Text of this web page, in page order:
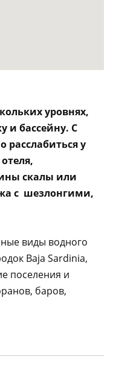
уровнях,
и бассейну. С
расслабиться у
скалы или
с шезлонгими,
виды водного
Baja Sardinia,
поселения и
баров,